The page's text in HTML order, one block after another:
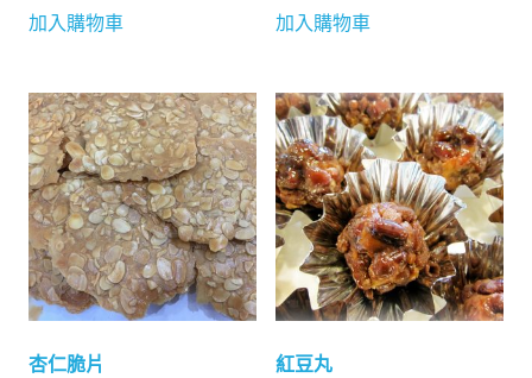
加入購物車 加入購物車
杏仁脆片 紅豆丸